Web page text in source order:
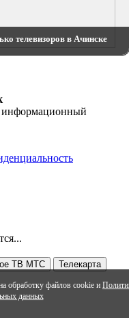
обработку файлов cookie и
данных
телевизоров в Ачинске
информационный
ТВ МТС
Телекарта